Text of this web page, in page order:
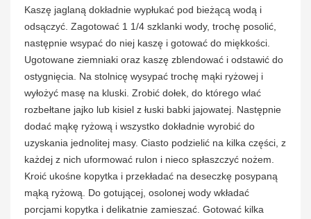
Kaszę jaglaną dokładnie wypłukać pod bieżącą wodą i
odsączyć. Zagotować 1 1/4 szklanki wody, trochę posolić,
następnie wsypać do niej kaszę i gotować do miękkości.
Ugotowane ziemniaki oraz kaszę zblendować i odstawić do
ostygnięcia. Na stolnicę wysypać trochę mąki ryżowej i
wyłożyć masę na kluski. Zrobić dołek, do którego wlać
rozbełtane jajko lub kisiel z łuski babki jajowatej. Następnie
dodać mąkę ryżową i wszystko dokładnie wyrobić do
uzyskania jednolitej masy. Ciasto podzielić na kilka części, z
każdej z nich uformować rulon i nieco spłaszczyć nożem.
Kroić ukośne kopytka i przekładać na deseczkę posypaną
mąką ryżową. Do gotującej, osolonej wody wkładać
porcjami kopytka i delikatnie zamieszać. Gotować kilka